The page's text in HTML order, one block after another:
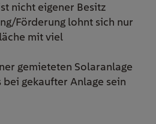
nicht eigener Besitz
Förderung lohnt sich nur
mit viel
gemieteten Solaranlage
gekaufter Anlage sein